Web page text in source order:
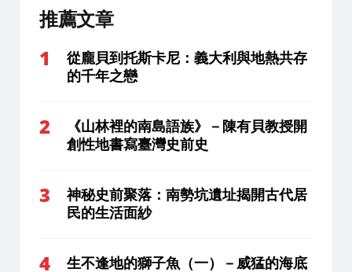
推薦文章
從龐貝到托斯卡尼：義大利與地熱共存
的千年之戀
《山林裡的南島語族》－陳有貝教授開
創性地書寫臺灣史前史
神秘史前聚落：南勢坑遺址揭開古代居
民的生活面紗
生不逢地的獅子魚（一）－威猛的海底